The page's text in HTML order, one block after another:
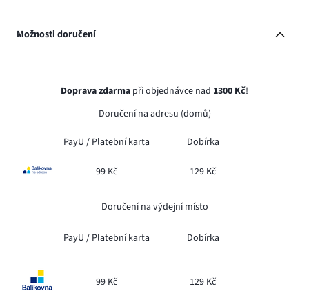
Možnosti doručení
Doprava zdarma při objednávce nad 1300 Kč!
Doručení na adresu (domů)
PayU / Platební karta Dobírka
99 Kč 129 Kč
Doručení na výdejní místo
PayU / Platební karta Dobírka
99 Kč 129 Kč